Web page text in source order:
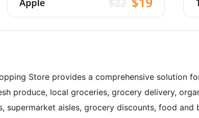
Store provides a comprehensive solution
produce, local groceries, grocery delivery,
supermarket aisles, grocery discounts, food and